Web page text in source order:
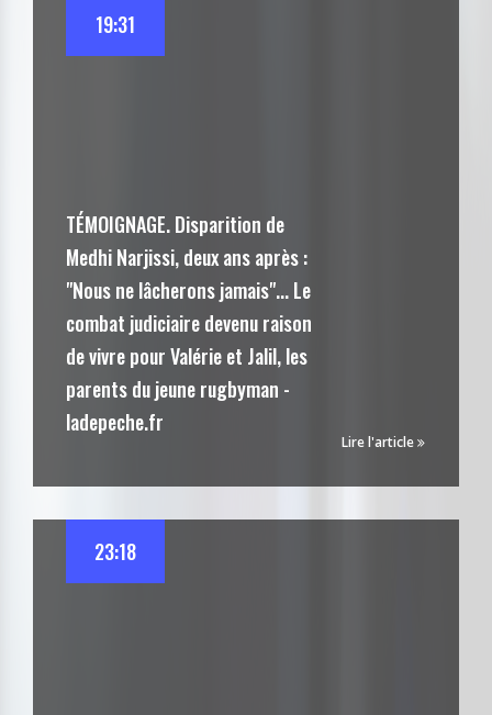
TÉMOIGNAGE. Disparition de
Medhi Narjissi, deux ans après :
"Nous ne lâcherons jamais"... Le
combat judiciaire devenu raison
de vivre pour Valérie et Jalil, les
parents du jeune rugbyman -
ladepeche.fr
19:31
Lire l'article
23:18